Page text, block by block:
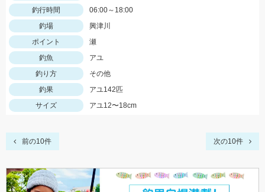
釣行時間
06:00～18:00
釣場
興津川
ポイント
瀬
釣魚
アユ
釣り方
その他
釣果
アユ142匹
サイズ
アユ12〜18cm
前の10件 次の10件